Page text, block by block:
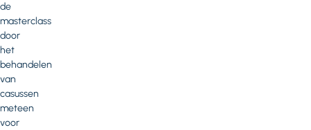
de
masterclass
door
het
behandelen
van
casussen
meteen
voor